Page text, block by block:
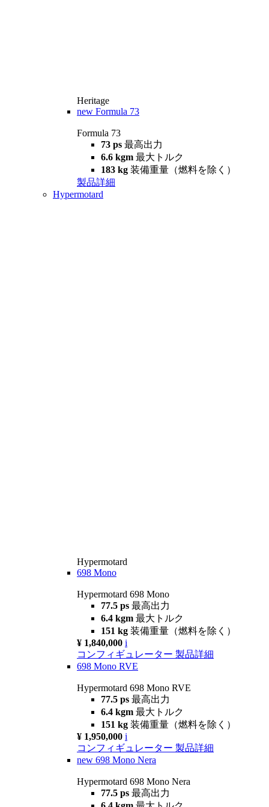
Heritage
new Formula 73
Formula 73
73 ps 最高出力
6.6 kgm 最大トルク
183 kg 装備重量（燃料を除く）
製品詳細
Hypermotard
Hypermotard
698 Mono
Hypermotard 698 Mono
77.5 ps 最高出力
6.4 kgm 最大トルク
151 kg 装備重量（燃料を除く）
¥ 1,840,000 i
コンフィギュレーター 製品詳細
698 Mono RVE
Hypermotard 698 Mono RVE
77.5 ps 最高出力
6.4 kgm 最大トルク
151 kg 装備重量（燃料を除く）
¥ 1,950,000 i
コンフィギュレーター 製品詳細
new 698 Mono Nera
Hypermotard 698 Mono Nera
77.5 ps 最高出力